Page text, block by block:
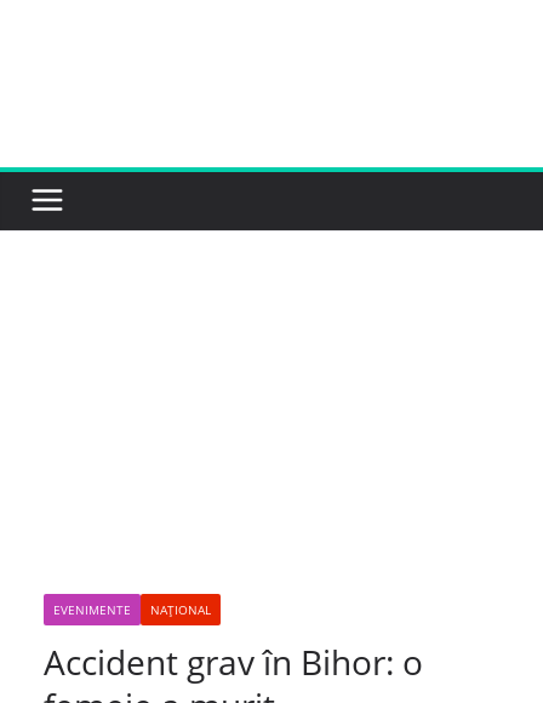
EVENIMENTE NAȚIONAL
Accident grav în Bihor: o